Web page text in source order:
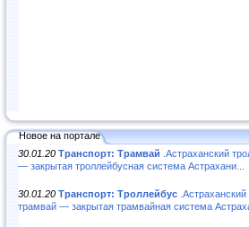
Новое на портале
30.01.20 Транспорт: Трамвай .Астраханский
— закрытая троллейбусная система Астрахани...
30.01.20 Транспорт: Троллейбус .Астраханский
трамвай — закрытая трамвайная система